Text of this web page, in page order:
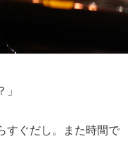
すぐだし。また時間で